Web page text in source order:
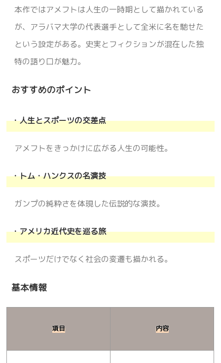
本作ではアメフトは人生の一時期として描かれている
が、アラバマ大学の代表選手として全米に名を馳せた
という設定がある。史実とフィクションが混在した独
特の語り口が魅力。
おすすめのポイント
・人生とスポーツの交差点
アメフトをきっかけに広がる人生の可能性。
・トム・ハンクスの名演技
ガンプの純粋さを体現した伝説的な演技。
・アメリカ近代史を巡る旅
スポーツだけでなく社会の変遷も描かれる。
基本情報
項目 内容